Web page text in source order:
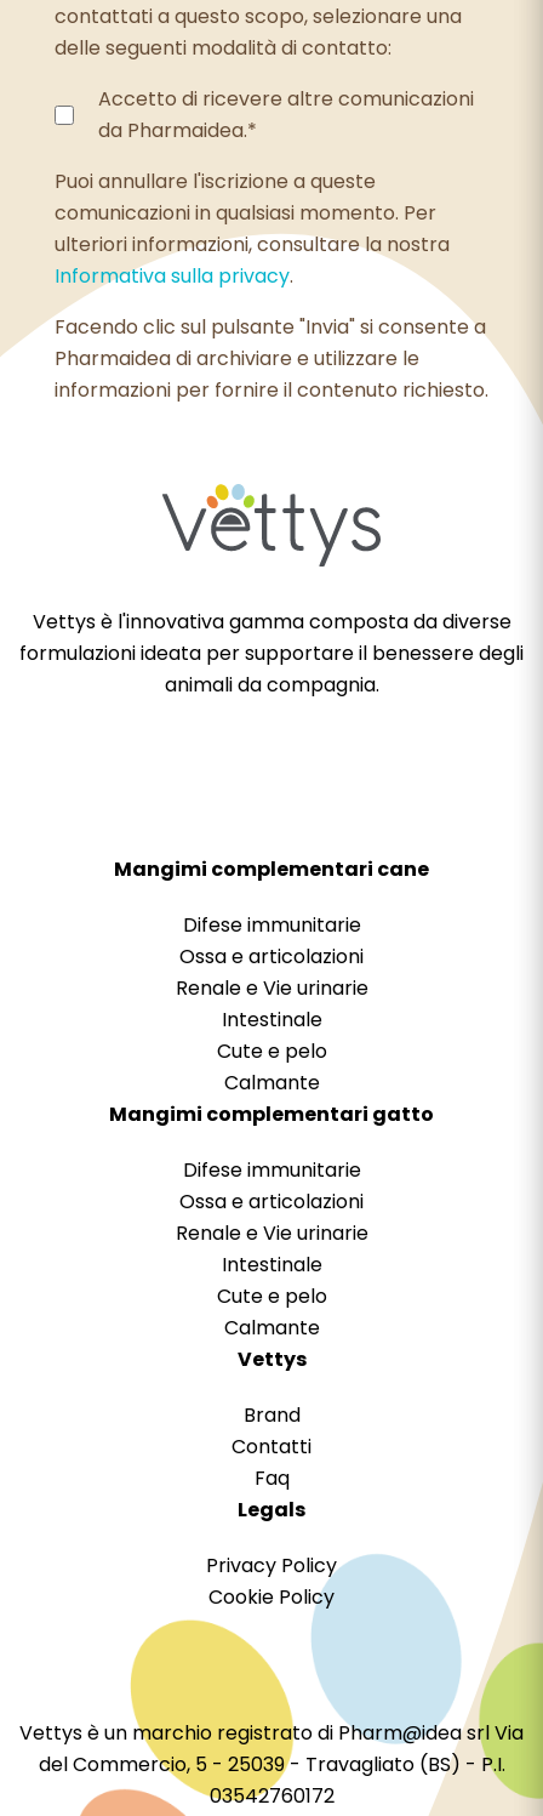
contattati a questo scopo, selezionare una
delle seguenti modalità di contatto:
Accetto di ricevere altre comunicazioni
da Pharmaidea.*
Puoi annullare l'iscrizione a queste
comunicazioni in qualsiasi momento. Per
ulteriori informazioni, consultare la nostra
Informativa sulla privacy.
Facendo clic sul pulsante "Invia" si consente a
Pharmaidea di archiviare e utilizzare le
informazioni per fornire il contenuto richiesto.
Vettys è l'innovativa gamma composta da diverse
formulazioni ideata per supportare il benessere degli
animali da compagnia.
Mangimi complementari cane
Difese immunitarie
Ossa e articolazioni
Renale e Vie urinarie
Intestinale
Cute e pelo
Calmante
Mangimi complementari gatto
Difese immunitarie
Ossa e articolazioni
Renale e Vie urinarie
Intestinale
Cute e pelo
Calmante
Vettys
Brand
Contatti
Faq
Legals
Privacy Policy
Cookie Policy
Vettys è un marchio registrato di Pharm@idea srl Via
del Commercio, 5 - 25039 - Travagliato (BS) - P.I.
03542760172